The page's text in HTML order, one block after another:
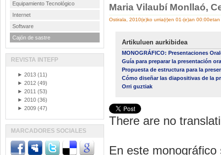
Maria Vilaubí Monllaó,
Ostirala, 2010(e)ko urria(r)en 01-(e)an 00:00etan
Artikuluen aurkibidea
MONOGRÁFICO: Presentaciones
Guía para preparar la presentación
Propuesta de estructura para la
Cómo diseñar las diapositivas de la
Orri guztiak
There are no
En este
Equipamiento Tecnológico
Internet
Software
Cajón de sastre
REVISTA INTEFP
► 2013 (11)
► 2012 (49)
► 2011 (53)
► 2010 (36)
► 2009 (47)
MARCADORES SOCIALES